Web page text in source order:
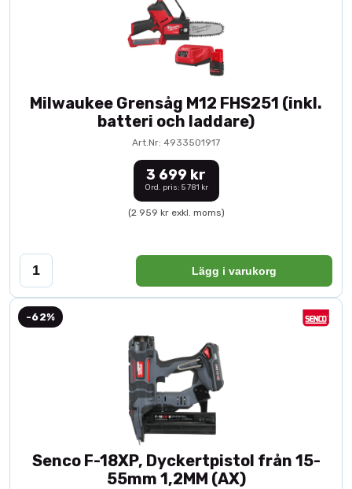
Milwaukee Grensåg M12 FHS251 (inkl.
batteri och laddare)
Art.Nr: 4933501917
3 699 kr
Ord. pris: 5 781 kr
(2 959 kr exkl. moms)
Lägg i varukorg
-62%
Senco F-18XP, Dyckertpistol från 15-
55mm 1,2MM (AX)